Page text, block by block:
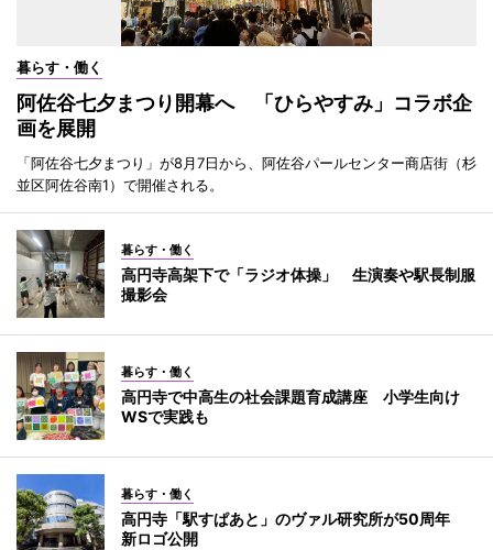
暮らす・働く
阿佐谷七夕まつり開幕へ 「ひらやすみ」コラボ企
画を展開
「阿佐谷七夕まつり」が8月7日から、阿佐谷パールセンター商店街（杉
並区阿佐谷南1）で開催される。
暮らす・働く
高円寺高架下で「ラジオ体操」 生演奏や駅長制服
撮影会
暮らす・働く
高円寺で中高生の社会課題育成講座 小学生向け
WSで実践も
暮らす・働く
高円寺「駅すぱあと」のヴァル研究所が50周年
新ロゴ公開